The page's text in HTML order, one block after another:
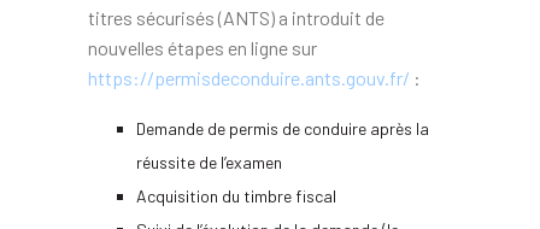
titres sécurisés (ANTS) a introduit de
nouvelles étapes en ligne sur
https://permisdeconduire.ants.gouv.fr/ :
Demande de permis de conduire après la
réussite de l’examen
Acquisition du timbre fiscal